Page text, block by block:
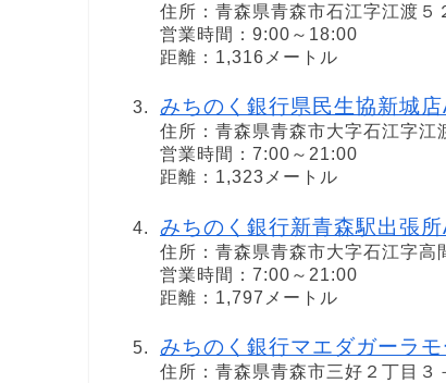
住所：青森県青森市石江字江渡５
営業時間：9:00～18:00
距離：1,316メートル
みちのく銀行県民生協新城
住所：青森県青森市大字石江字江
営業時間：7:00～21:00
距離：1,323メートル
みちのく銀行新青森駅出張
住所：青森県青森市大字石江字
営業時間：7:00～21:00
距離：1,797メートル
みちのく銀行マエダガーラ
住所：青森県青森市三好２丁目３